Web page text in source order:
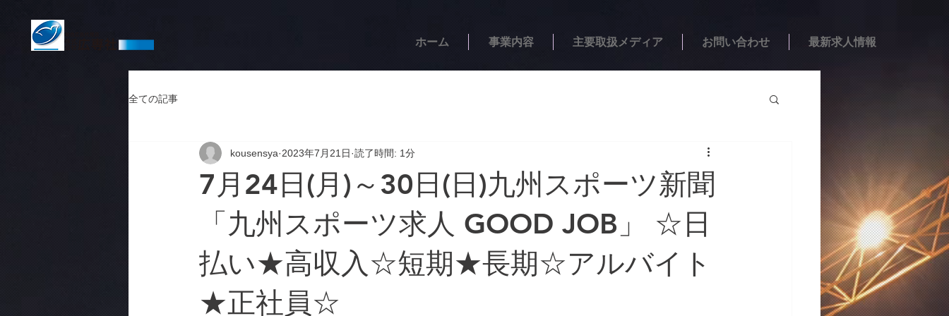
ホーム 事業内容 主要取扱メディア お問い合わせ 最新求人情報
全ての記事
7月24日(月)～30日(日)九州スポーツ新聞
「九州スポーツ求人 GOOD JOB」 ☆日
払い★高収入☆短期★長期☆アルバイト
★正社員☆
kousensya 2023年7月21日 読了時間: 1分